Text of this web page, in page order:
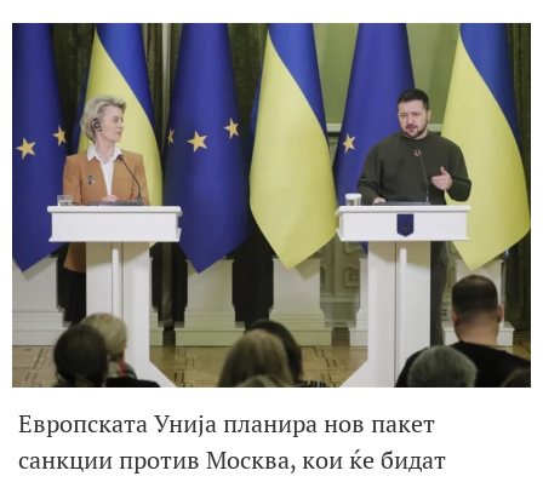
Европската Унија планира нов пакет
санкции против Москва, кои ќе бидат